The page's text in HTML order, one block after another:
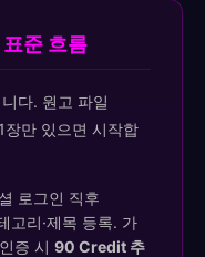
준 흐름
다. 원고 파일
장만 있으면 시작합
로그인 직후
고리·제목 등록. 가
증 시 90 Credit 추